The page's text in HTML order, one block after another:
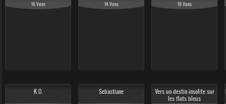
16 Vues 14 Vues 16 Vues
K.O. Sebastiane
Vers un destin insolite sur
les flots bleus